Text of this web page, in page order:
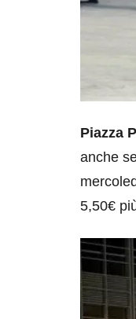
Piazza
anche
5,50€